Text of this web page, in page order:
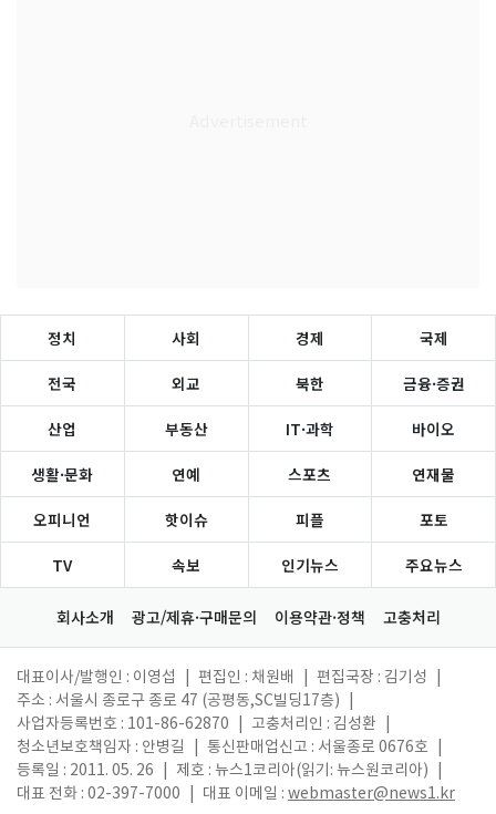
정치 사회 경제 국제
전국 외교 북한 금융·증권
산업 부동산 IT·과학 바이오
생활·문화 연예 스포츠 연재물
오피니언 핫이슈 피플 포토
TV 속보 인기뉴스 주요뉴스
회사소개 광고/제휴·구매문의 이용약관·정책 고충처리
대표이사/발행인 : 이영섭 편집인 : 채원배 편집국장 : 김기성
주소 : 서울시 종로구 종로 47 (공평동,SC빌딩17층)
사업자등록번호 : 101-86-62870
고충처리인 : 김성환
청소년보호책임자 : 안병길
통신판매업신고 : 서울종로 0676호
등록일 : 2011. 05. 26
제호 : 뉴스1코리아(읽기: 뉴스원코리아)
대표 전화 : 02-397-7000
대표 이메일 : webmaster@news1.kr